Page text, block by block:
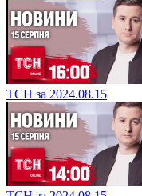
ТСН за 2024.08.15